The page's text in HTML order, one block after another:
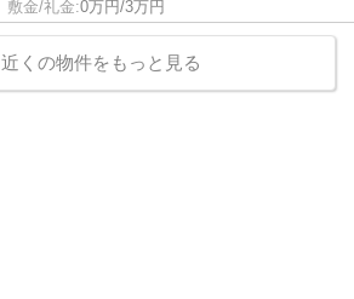
敷金/礼金:0万円/3万円
近くの物件をもっと見る